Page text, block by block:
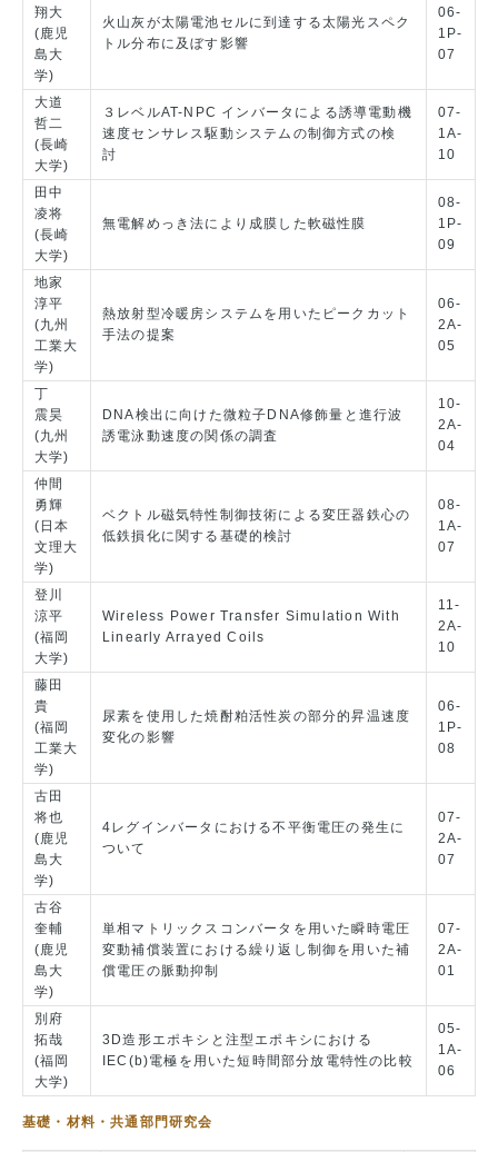
翔大
(鹿児
島大
学)
火山灰が太陽電池セルに到達する太陽光スペク
トル分布に及ぼす影響
06-
1P-
07
大道
哲二
(長崎
大学)
３レベルAT-NPC インバータによる誘導電動機
速度センサレス駆動システムの制御方式の検
討
07-
1A-
10
田中
凌将
(長崎
大学)
無電解めっき法により成膜した軟磁性膜
08-
1P-
09
地家
淳平
(九州
工業大
学)
熱放射型冷暖房システムを用いたピークカット
手法の提案
06-
2A-
05
丁
震昊
(九州
大学)
DNA検出に向けた微粒子DNA修飾量と進行波
誘電泳動速度の関係の調査
10-
2A-
04
仲間
勇輝
(日本
文理大
学)
ベクトル磁気特性制御技術による変圧器鉄心の
低鉄損化に関する基礎的検討
08-
1A-
07
登川
涼平
(福岡
大学)
Wireless Power Transfer Simulation With
Linearly Arrayed Coils
11-
2A-
10
藤田
貴
(福岡
工業大
学)
尿素を使用した焼酎粕活性炭の部分的昇温速度
変化の影響
06-
1P-
08
古田
将也
(鹿児
島大
学)
4レグインバータにおける不平衡電圧の発生に
ついて
07-
2A-
07
古谷
奎輔
(鹿児
島大
学)
単相マトリックスコンバータを用いた瞬時電圧
変動補償装置における繰り返し制御を用いた補
償電圧の脈動抑制
07-
2A-
01
別府
拓哉
(福岡
大学)
3D造形エポキシと注型エポキシにおける
IEC(b)電極を用いた短時間部分放電特性の比較
05-
1A-
06
基礎・材料・共通部門研究会